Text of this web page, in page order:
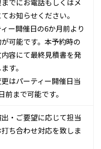
お知らせください。
ー開催日の6か月前より
可能です。本予約時の
内容にて最終見積書を発
す。
はパーティー開催日当
前まで可能です。
・ご要望に応じて担当
ち合わせ対応を致しま